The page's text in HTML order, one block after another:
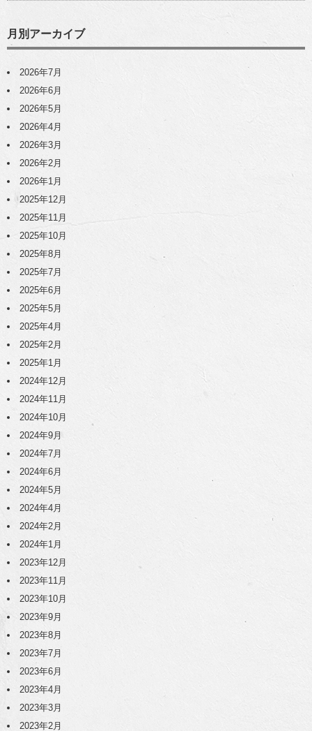
月別アーカイブ
2026年7月
2026年6月
2026年5月
2026年4月
2026年3月
2026年2月
2026年1月
2025年12月
2025年11月
2025年10月
2025年8月
2025年7月
2025年6月
2025年5月
2025年4月
2025年2月
2025年1月
2024年12月
2024年11月
2024年10月
2024年9月
2024年7月
2024年6月
2024年5月
2024年4月
2024年2月
2024年1月
2023年12月
2023年11月
2023年10月
2023年9月
2023年8月
2023年7月
2023年6月
2023年4月
2023年3月
2023年2月